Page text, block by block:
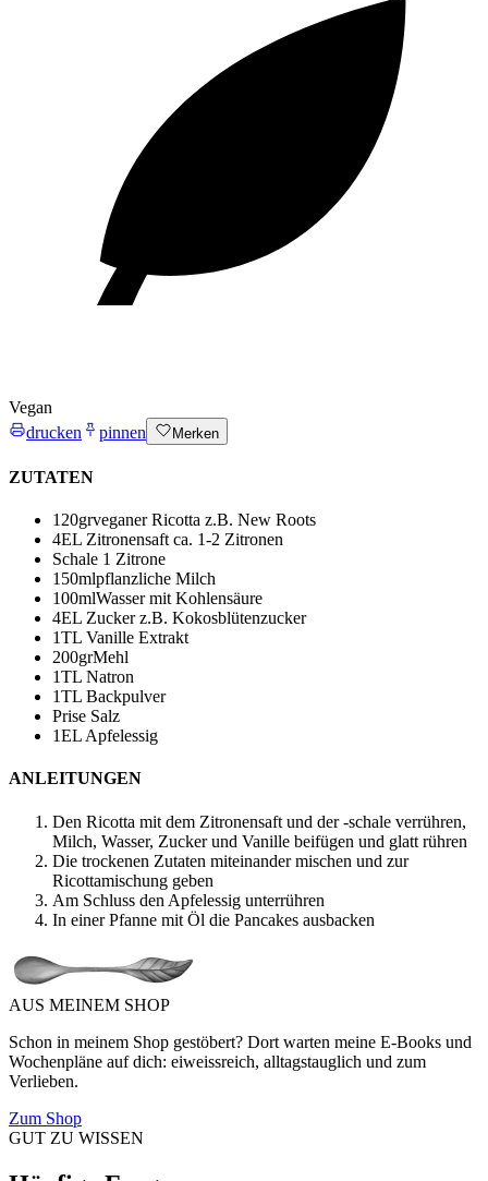
Vegan
drucken
pinnen Merken
ZUTATEN
120grveganer Ricotta z.B. New Roots
4EL Zitronensaft ca. 1-2 Zitronen
Schale 1 Zitrone
150mlpflanzliche Milch
100mlWasser mit Kohlensäure
4EL Zucker z.B. Kokosblütenzucker
1TL Vanille Extrakt
200grMehl
1TL Natron
1TL Backpulver
Prise Salz
1EL Apfelessig
ANLEITUNGEN
Den Ricotta mit dem Zitronensaft und der -schale verrühren,
Milch, Wasser, Zucker und Vanille beifügen und glatt rühren
Die trockenen Zutaten miteinander mischen und zur
Ricottamischung geben
Am Schluss den Apfelessig unterrühren
In einer Pfanne mit Öl die Pancakes ausbacken
AUS MEINEM SHOP
Schon in meinem Shop gestöbert? Dort warten meine E-Books und
Wochenpläne auf dich: eiweissreich, alltagstauglich und zum
Verlieben.
Zum Shop
GUT ZU WISSEN